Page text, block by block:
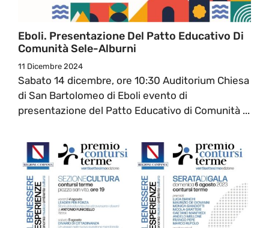
Eboli. Presentazione Del Patto Educativo Di
Comunità Sele-Alburni
11 Dicembre 2024
Sabato 14 dicembre, ore 10:30 Auditorium Chiesa
di San Bartolomeo di Eboli evento di
presentazione del Patto Educativo di Comunità ...